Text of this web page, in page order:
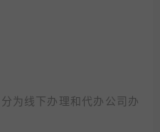
为线下办理和代办公司办